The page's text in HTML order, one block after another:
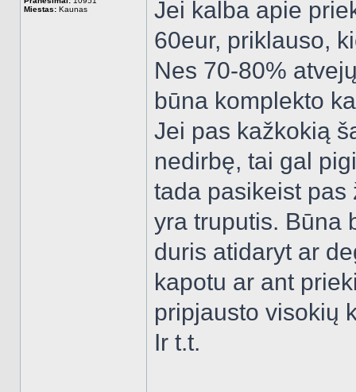
Miestas: Kaunas
Jei kalba apie
60eur, priklauso,
Nes 70-80%
būna komplekto
Jei pas kažkokią
nedirbę, tai gal
tada pasikeist pas
yra truputis. Būna
duris atidaryt ar
kapotu ar ant
pripjausto visokių
Ir t.t.